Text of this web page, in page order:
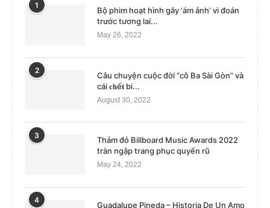
1
Bộ phim hoạt hình gây ‘ám ảnh’ vì đoán
trước tương lai...
May 26, 2022
2
Câu chuyện cuộc đời “cô Ba Sài Gòn” và
cái 𝐜𝐡ế𝐭 bi...
August 30, 2022
3
Thảm đỏ Billboard Music Awards 2022
tràn ngập trang phục quyến rũ
May 24, 2022
4
Guadalupe Pineda – Historia De Un Amo